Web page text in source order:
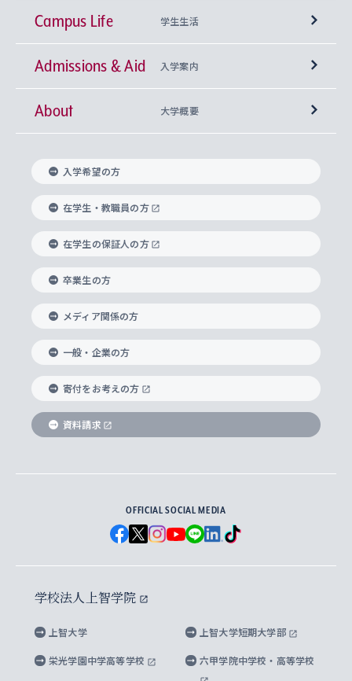
神学部
文学部
総合人間科学部
経済学部
外国語学部
総合グローバル学部
国際教養学部
理工学部
Futures） – 持続可能な未来を考える６学科連携
興味から学科を探す
上智大学の全学共通教育
基盤教育センター
キリスト教人間学
身体知
思考と表現
データサイエンス
上智大学の語学教育
言語教育研究センター
上智大学のグローバル教育
グローバル教育センター
上智大学で学ぶ
海外で学ぶ
学びのサポート
大学院
神学研究科
実践宗教学研究科
総合人間科学研究科
経済学研究科
グローバル・スタディーズ研究科
助産学専攻科
生涯学習
研究所 等
キリスト教文化研究所
中世思想研究所
国際言語情報研究所
グローバル・コンサーン研究所
比較文化研究所
ヨーロッパ研究所
アジア文化研究所
アメリカ・カナダ研究所
メディア・ジャーナリズム研究所
水稀少社会研究センター
先進機械・構造材料イノベーションセンター
Sophia Open Research Weeks (SORW)
産官学連携
知的財産
研究支援制度
重点領域研究・自由課題研究
研究活動に関する法令・研究費の使用について
Campus Life 学生生活
学期区分と授業時間割
課外活動
課外教育プログラム
ボランティア活動
グローバルな学びのコミュニティ
学生の相談窓口
心身の健康相談
ハラスメント防止の取り組み
障がいのある学生への支援
キャリア形成サポート
キャリア形成支援プログラム
就職（内定先）・進路統計
企業の採用ご担当者様へのご案内
住まいのサポート
Admissions & Aid 入学案内
上智大学で取得できる学位
入れの方針）
科目等履修生
研究生・外国人特別研究生・国費留学生
交換留学生(海外大学から上智大学で学ぶ)
ノンディグリー生
Sophia Short-term Program受講生
学費・奨学金
学部入学前に出願する奨学金
国による高等教育の修学支援新制度
大学院生対象の奨学金
海外留学する際の費用と奨学金
About 大学概要
理事長・学長メッセージ
学長・副学長紹介
上智大学の精神
上智大学の理念
上智大学の沿革
ソフィア・アーカイブズ
上智大学とカトリック
グローバルエンゲージメント
上智大学を訪れた世界の知性
国連Weeks・アフリカWeeks
ダイバーシティ＆サステナビリティへの取り組み
上智大学公式ソーシャルメディア
学校法人上智学院について
数字で見る上智大学
上智大学のネットワーク
父母・保証人とのネットワーク
学外とのネットワーク
上智大学の出版物
上智大学大学案内・大学院案内
英文広報誌 SOPHIA magazine
上智大学のビジュアル・アイデンティティ
上智大学ビジュアル・アイデンティティ
上智大学校歌 ・上智大学学生歌
上智大学への取材・キャンパスでの撮影について
上智大学の公開情報
上智大学の教育研究活動等の情報公表
キャンパス案内
入学希望の方
在学生・教職員の方
在学生の保証人の方
卒業生の方
メディア関係の方
一般・企業の方
寄付をお考えの方
資料請求
OFFICIAL SOCIAL MEDIA
学校法人上智学院
上智大学 上智大学短期大学部
栄光学園中学高等学校 六甲学院中学校・高等学校